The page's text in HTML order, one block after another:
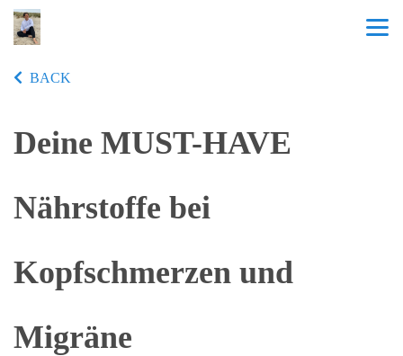
BACK
Deine MUST-HAVE
Nährstoffe bei
Kopfschmerzen und
Migräne